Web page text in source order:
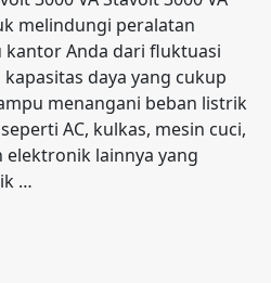
melindungi peralatan
Anda dari fluktuasi
daya yang cukup
menangani beban listrik
AC, kulkas, mesin cuci,
elektronik lainnya yang
…